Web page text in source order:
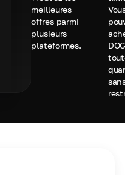
meilleures
offres parmi
plusieurs
plateformes.